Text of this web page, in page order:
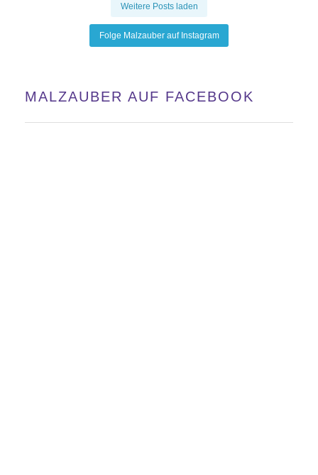
Weitere Posts laden
Folge Malzauber auf Instagram
MALZAUBER AUF FACEBOOK